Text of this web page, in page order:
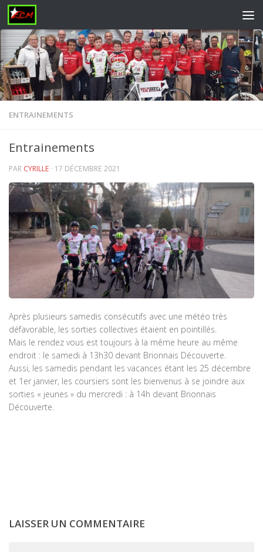
Skip to content
ENTRAINEMENTS
Entrainements
PAR CYRILLE · 17 DÉCEMBRE 2021
Après plusieurs samedis consécutifs avec une météo très
défavorable, les sorties collectives étaient en pointillés.
Mais le rendez vous est toujours à la même heure au même
endroit : le samedi à 13h30 devant Brionnais Découverte.
Aussi, les samedis pendant les vacances étant les 25 décembre
et 1er janvier, les coursiers sont les bienvenus à se joindre aux
sorties « jeunes » du mercredi : à 14h devant Brionnais
Découverte.
LAISSER UN COMMENTAIRE